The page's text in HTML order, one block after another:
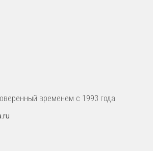
временем с 1993 года